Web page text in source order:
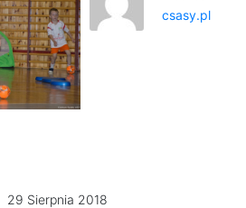
csasy.pl
29 Sierpnia 2018